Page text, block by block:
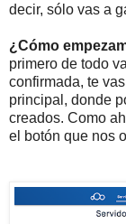
decir, sólo vas a
¿Cómo
primero de todo
confirmada, te
principal, donde
creados. Como
el botón que nos